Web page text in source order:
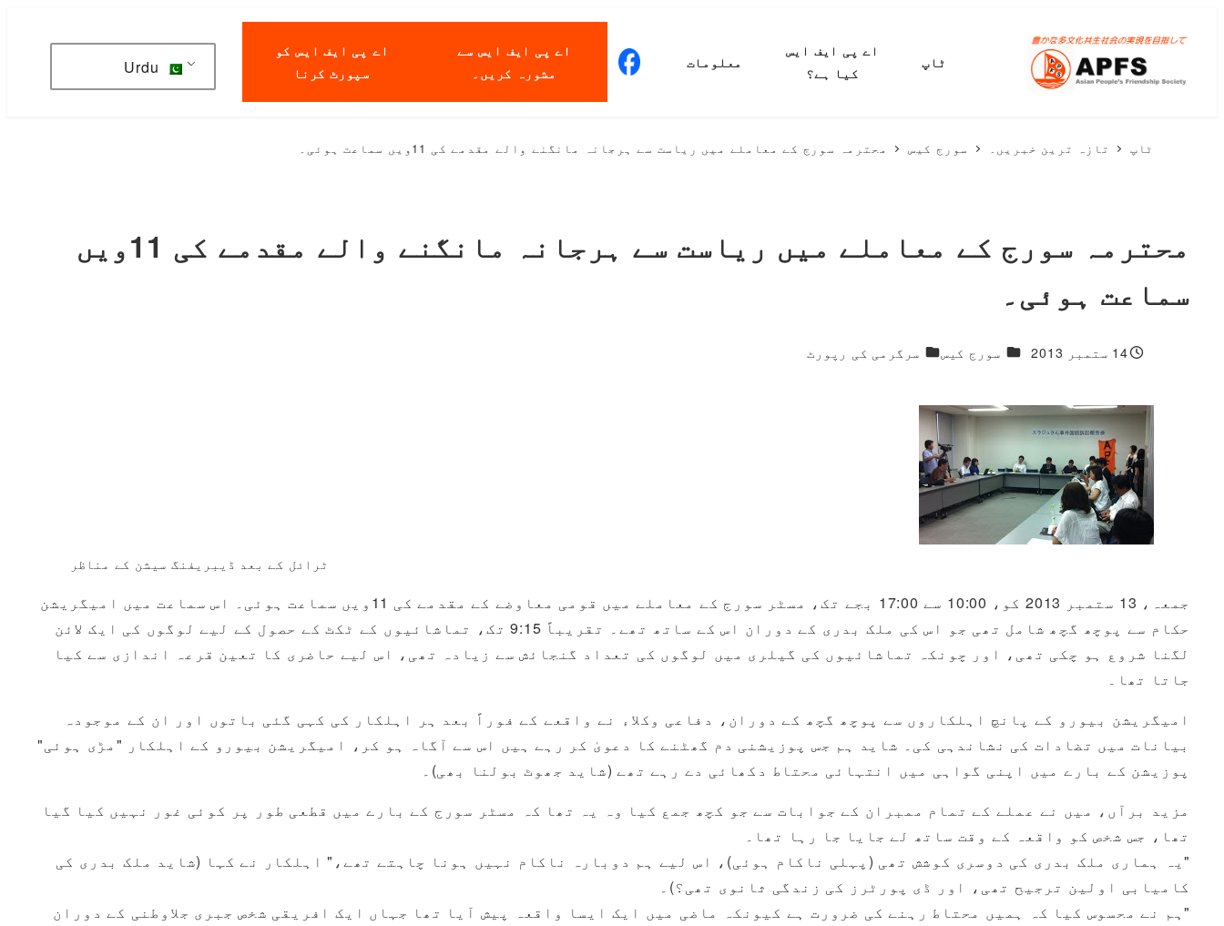
مواد
ٹاپ
اے پی ایف ایس
کیا ہے؟
معلومات
اے پی ایف ایس سے
مشورہ کریں۔
اے پی ایف ایس کو
سپورٹ کرنا
ٹاپ تازہ ترین خبریں۔ سورج کیس محترمہ سورج کے معاملے میں ریاست سے ہرجانہ مانگنے والے مقدمے کی 11ویں سماعت ہوئی۔
محترمہ سورج کے معاملے میں ریاست سے ہرجانہ مانگنے والے مقدمے کی 11ویں
سماعت ہوئی۔
شائع شدہ
14 ستمبر 2013 1 مزید جواب سورج کیس1 مزید جواب سرگرمی کی رپورٹ
ٹرائل کے بعد ڈیبریفنگ سیشن کے مناظر
جمعہ، 13 ستمبر 2013 کو، 10:00 سے 17:00 بجے تک، مسٹر سورج کے معاملے میں قومی معاوضے کے مقدمے کی 11ویں سماعت ہوئی۔ اس سماعت میں امیگریشن
حکام سے پوچھ گچھ شامل تھی جو اس کی ملک بدری کے دوران اس کے ساتھ تھے۔ تقریباً 9:15 تک، تماشائیوں کے ٹکٹ کے حصول کے لیے لوگوں کی ایک لائن
لگنا شروع ہو چکی تھی، اور چونکہ تماشائیوں کی گیلری میں لوگوں کی تعداد گنجائش سے زیادہ تھی، اس لیے حاضری کا تعین قرعہ اندازی سے کیا
جاتا تھا۔
امیگریشن بیورو کے پانچ اہلکاروں سے پوچھ گچھ کے دوران، دفاعی وکلاء نے واقعے کے فوراً بعد ہر اہلکار کی کہی گئی باتوں اور ان کے موجودہ
بیانات میں تضادات کی نشاندہی کی۔ شاید ہم جس پوزیشنی دم گھٹنے کا دعویٰ کر رہے ہیں اس سے آگاہ ہو کر، امیگریشن بیورو کے اہلکار "مڑی ہوئی"
پوزیشن کے بارے میں اپنی گواہی میں انتہائی محتاط دکھائی دے رہے تھے (شاید جھوٹ بولنا بھی)۔
مزید برآں، میں نے عملے کے تمام ممبران کے جوابات سے جو کچھ جمع کیا وہ یہ تھا کہ مسٹر سورج کے بارے میں قطعی طور پر کوئی غور نہیں کیا گیا
تھا، جس شخص کو واقعہ کے وقت ساتھ لے جایا جا رہا تھا۔
"یہ ہماری ملک بدری کی دوسری کوشش تھی (پہلی ناکام ہوئی)، اس لیے ہم دوبارہ ناکام نہیں ہونا چاہتے تھے،" اہلکار نے کہا (شاید ملک بدری کی
کامیابی اولین ترجیح تھی، اور ڈی پورٹرز کی زندگی ثانوی تھی؟)۔
"ہم نے محسوس کیا کہ ہمیں محتاط رہنے کی ضرورت ہے کیونکہ ماضی میں ایک ایسا واقعہ پیش آیا تھا جہاں ایک افریقی شخص جبری جلاوطنی کے دوران